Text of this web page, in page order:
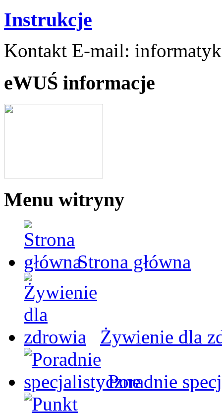
Instrukcje
Kontakt E-mail:
eWUŚ informacje
Menu witryny
Strona główna
Żywienie dla
Poradnie